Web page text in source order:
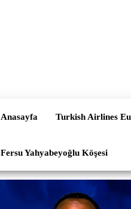
Anasayfa Turkish Airlines
Fersu Yahyabeyoğlu Köşesi